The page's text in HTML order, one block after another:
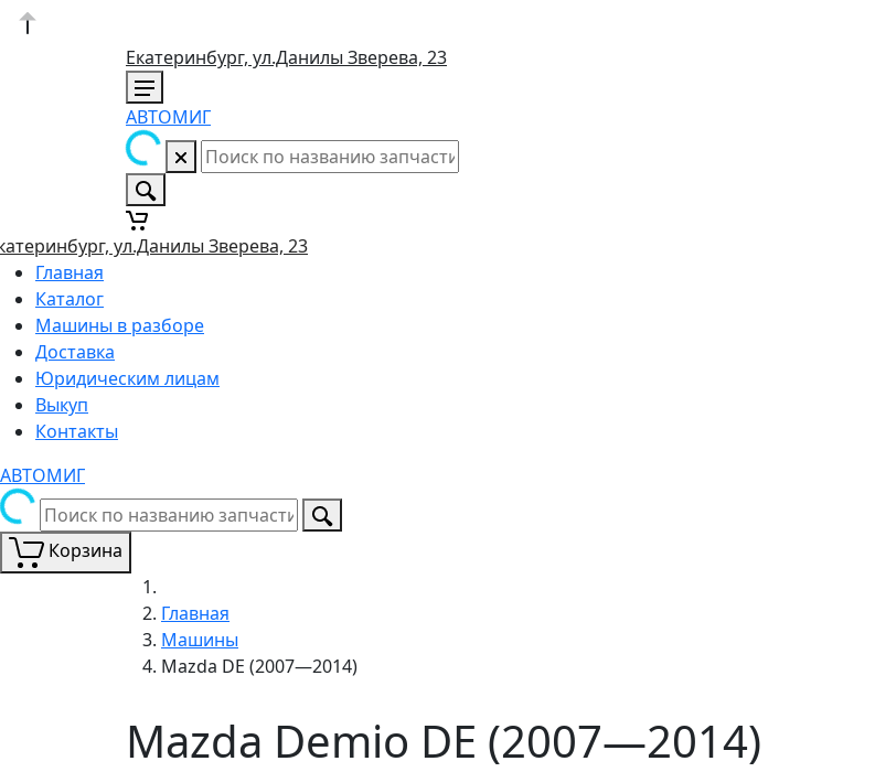
Екатеринбург, ул.Данилы Зверева, 23
АВТОМИГ
ул.Данилы Зверева, 23
Главная
Каталог
Машины в разборе
Доставка
Юридическим лицам
Выкуп
Контакты
АВТОМИГ
Корзина
Главная
Машины
Mazda DE (2007—2014)
Mazda Demio DE (2007—2014)